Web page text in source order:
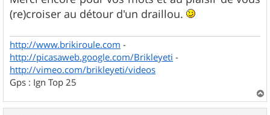
(re)croiser au détour d'un draillou.
http://www.brikiroule.com -
http://picasaweb.google.com/Brikleyeti -
http://vimeo.com/brikleyeti/videos
Gps : Ign Top 25
a